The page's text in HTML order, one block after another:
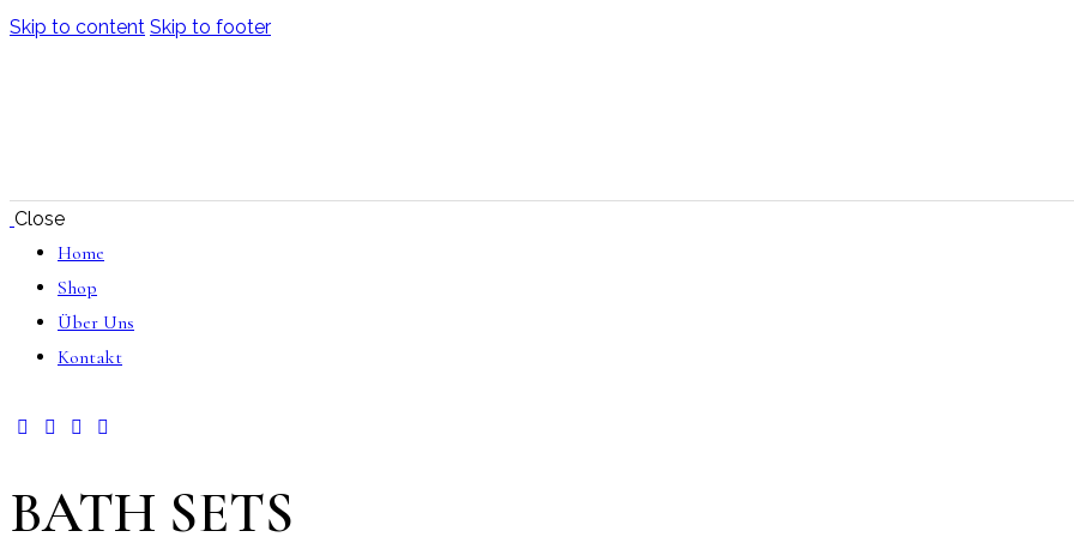
Skip to content Skip to footer
Close
Home
Shop
Über Uns
Kontakt
BATH SETS